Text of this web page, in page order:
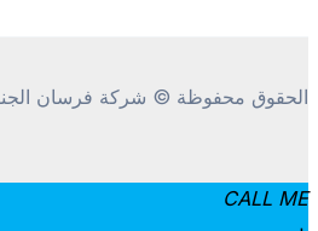
محفوظة © شركة فرسان الجنوب 2024
CALL